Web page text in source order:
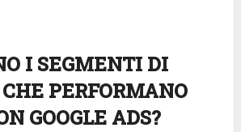
I SEGMENTI DI
PERFORMANO
GOOGLE ADS?